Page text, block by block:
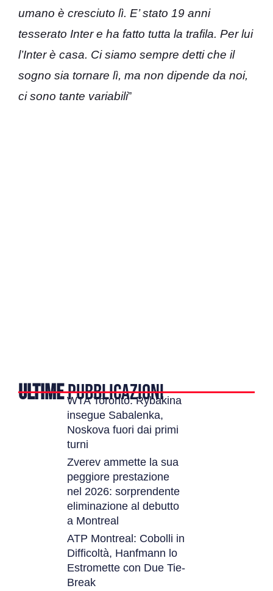
umano è cresciuto lì. E’ stato 19 anni
tesserato Inter e ha fatto tutta la trafila. Per lui
l’Inter è casa. Ci siamo sempre detti che il
sogno sia tornare lì, ma non dipende da noi,
ci sono tante variabili”
ULTIMEPUBBLICAZIONI
WTA Toronto: Rybakina
insegue Sabalenka,
Noskova fuori dai primi
turni
Zverev ammette la sua
peggiore prestazione
nel 2026: sorprendente
eliminazione al debutto
a Montreal
ATP Montreal: Cobolli in
Difficoltà, Hanfmann lo
Estromette con Due Tie-
Break